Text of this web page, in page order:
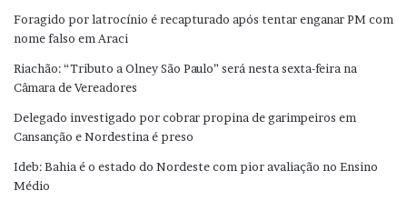
Foragido por latrocínio é recapturado após tentar enganar PM com
nome falso em Araci
Riachão: “Tributo a Olney São Paulo” será nesta sexta-feira na
Câmara de Vereadores
Delegado investigado por cobrar propina de garimpeiros em
Cansanção e Nordestina é preso
Ideb: Bahia é o estado do Nordeste com pior avaliação no Ensino
Médio